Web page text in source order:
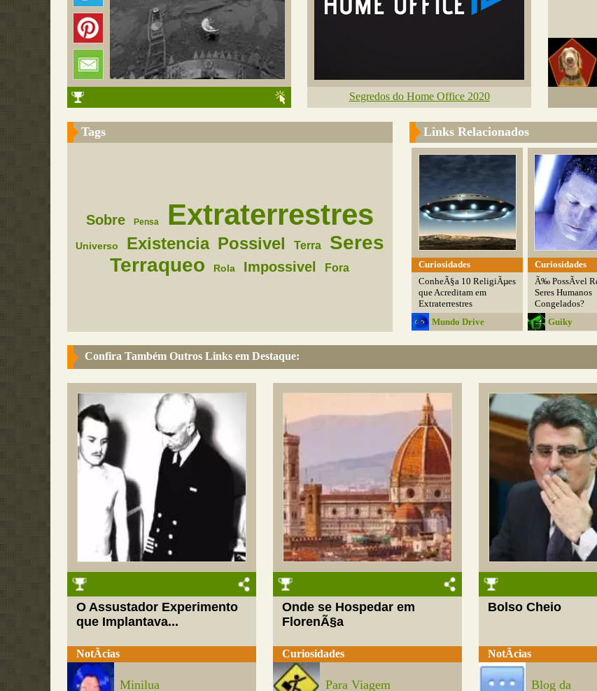
Segredos do Home Office 2020
Tags
Sobre Pensa Extraterrestres
Universo Existencia Possivel Terra
Seres
Terraqueo
Rola Impossivel Fora
Links Relacionados
Curiosidades
ConheÃ§a 10 ReligiÃµes
que Acreditam em
Extraterrestres
Mundo Drive
Curiosidades
Ã‰ PossÃ­vel
Seres Humanos
Congelados?
Guiky
Confira Também Outros Links em Destaque:
O Assustador Experimento
que Implantava...
NotÃ­cias
Minilua
Onde se Hospedar em
FlorenÃ§a
Curiosidades
Para Viagem
Bolso Cheio
NotÃ­cias
Blog da